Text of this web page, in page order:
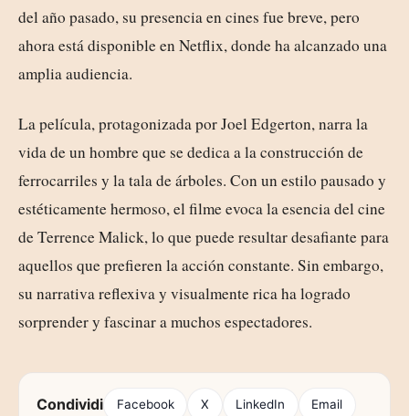
del año pasado, su presencia en cines fue breve, pero
ahora está disponible en Netflix, donde ha alcanzado una
amplia audiencia.
La película, protagonizada por Joel Edgerton, narra la
vida de un hombre que se dedica a la construcción de
ferrocarriles y la tala de árboles. Con un estilo pausado y
estéticamente hermoso, el filme evoca la esencia del cine
de Terrence Malick, lo que puede resultar desafiante para
aquellos que prefieren la acción constante. Sin embargo,
su narrativa reflexiva y visualmente rica ha logrado
sorprender y fascinar a muchos espectadores.
Condividi Facebook X LinkedIn Email